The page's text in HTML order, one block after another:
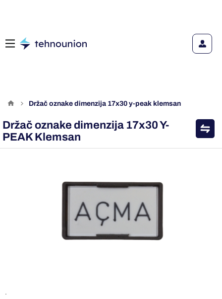
držač oznake dimenzija 17x30 y-peak klemsan
Držač oznake dimenzija 17x30 Y-
PEAK Klemsan
.